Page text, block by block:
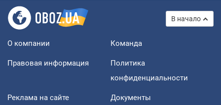
В начало
О компании Команда
Правовая информация
Политика
конфиденциальности
Реклама на сайте Документы